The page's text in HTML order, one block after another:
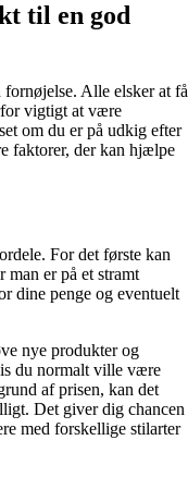
til en god
Alle elsker at få
vigtigt at være
om du er på udkig efter
faktorer, der kan hjælpe
For det første kan
er på et stramt
dine penge og eventuelt
nye produkter og
du normalt ville være
af prisen, kan det
Det giver dig chancen
med forskellige stilarter